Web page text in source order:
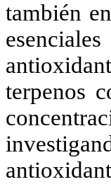
también
terpenos